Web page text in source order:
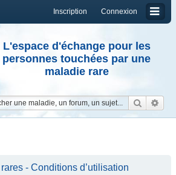
Connexion
Inscription
L'espace d'échange pour les
personnes touchées par une
maladie rare
- Conditions d’utilisation